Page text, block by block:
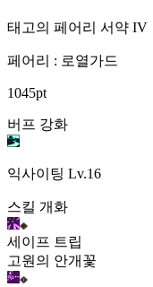
태고의 페어리 서약 IV
페어리 : 로열가드
1045pt
버프 강화
익사이팅 Lv.16
스킬 개화
세이프 트립
고원의 안개꽃